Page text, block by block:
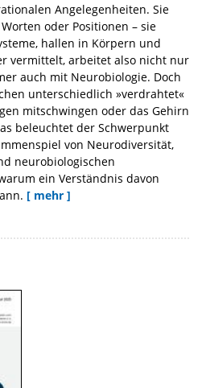
Angelegenheiten. Sie
oder Positionen – sie
hallen in Körpern und
vermittelt, arbeitet also nicht nur
auch mit Neurobiologie. Doch
unterschiedlich »verdrahtet«
mitschwingen oder das Gehirn
beleuchtet der Schwerpunkt
von Neurodiversität,
neurobiologischen
ein Verständnis davon
[ mehr ]